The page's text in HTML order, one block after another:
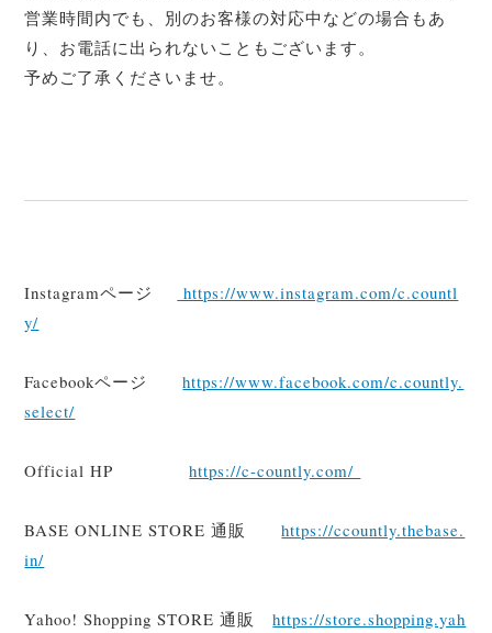
営業時間内でも、別のお客様の対応中などの場合もあ
り、お電話に出られないこともございます。
予めご了承くださいませ。
Instagramページ
https://www.instagram.com/c.countl
y/
Facebookページhttps://www.facebook.com/c.countly.
select/
Official HPhttps://c-countly.com/
BASE ONLINE STORE 通販https://ccountly.thebase.
in/
Yahoo! Shopping STORE 通販https://store.shopping.yah